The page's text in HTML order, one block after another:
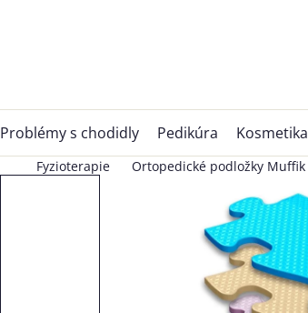
Problémy s chodidly Pedikúra Kosmetika
Fyzioterapie Ortopedické podložky Muffik